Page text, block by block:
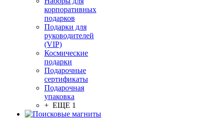
корпоративных
подарков
Подарки для
руководителей
(VIP)
Космические
подарки
Подарочные
сертификаты
Подарочная
упаковка
+ ЕЩЕ 1